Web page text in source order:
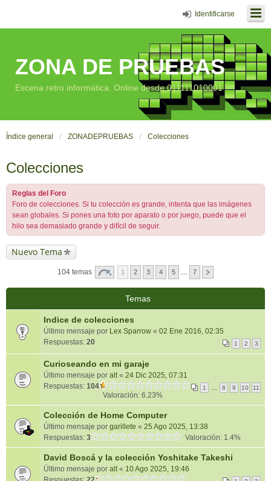
Identificarse
ZONA DE PRUEBAS
Escena retro informática. Online desde 011111010001
Índice general ZONADEPRUEBAS Colecciones
Colecciones
Reglas del Foro
Foro de colecciones. Si tu colección es grande, intenta que las imágenes
sean globales. Si pones una foto por aparato o por juego, puede que el
hilo sea demasiado grande y difícil de seguir.
Nuevo Tema
104 temas 1 2 3 4 5 7
Temas
Indice de colecciones
Último mensaje por Lex Sparrow « 02 Ene 2016, 02:35
Respuestas: 20 1 2 3
Curioseando en mi garaje
Último mensaje por alt« 24 Dic 2025, 07:31
Respuestas: 104 1 8 9 10 11
Valoración: 6.23%
Colección de Home Computer
Último mensaje por garillete « 25 Ago 2025, 13:38
Respuestas: 3 Valoración: 1.4%
David Boscá y la colección Yoshitake Takeshi
Último mensaje por alt« 10 Ago 2025, 19:46